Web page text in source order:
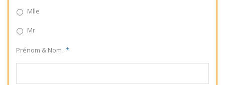
Mlle
Mr
Prénom & Nom *